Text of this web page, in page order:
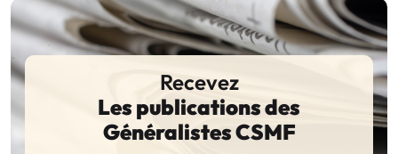
Recevez
Les publications des
Généralistes CSMF